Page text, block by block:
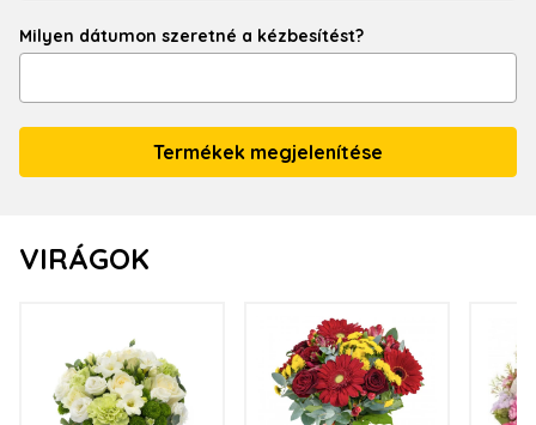
Milyen dátumon szeretné a kézbesítést?
VIRÁGOK